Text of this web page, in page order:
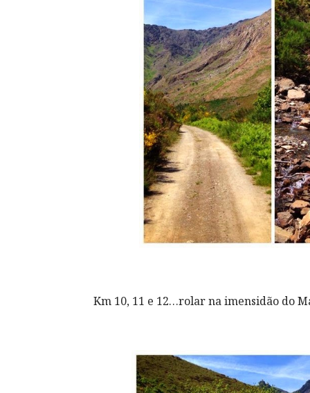
Km 10, 11 e 12…rolar na imensidão do